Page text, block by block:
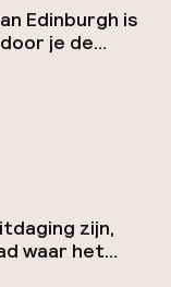
Edinburgh is
je de
B brengen.
tram Mocht
zijn,
waar het